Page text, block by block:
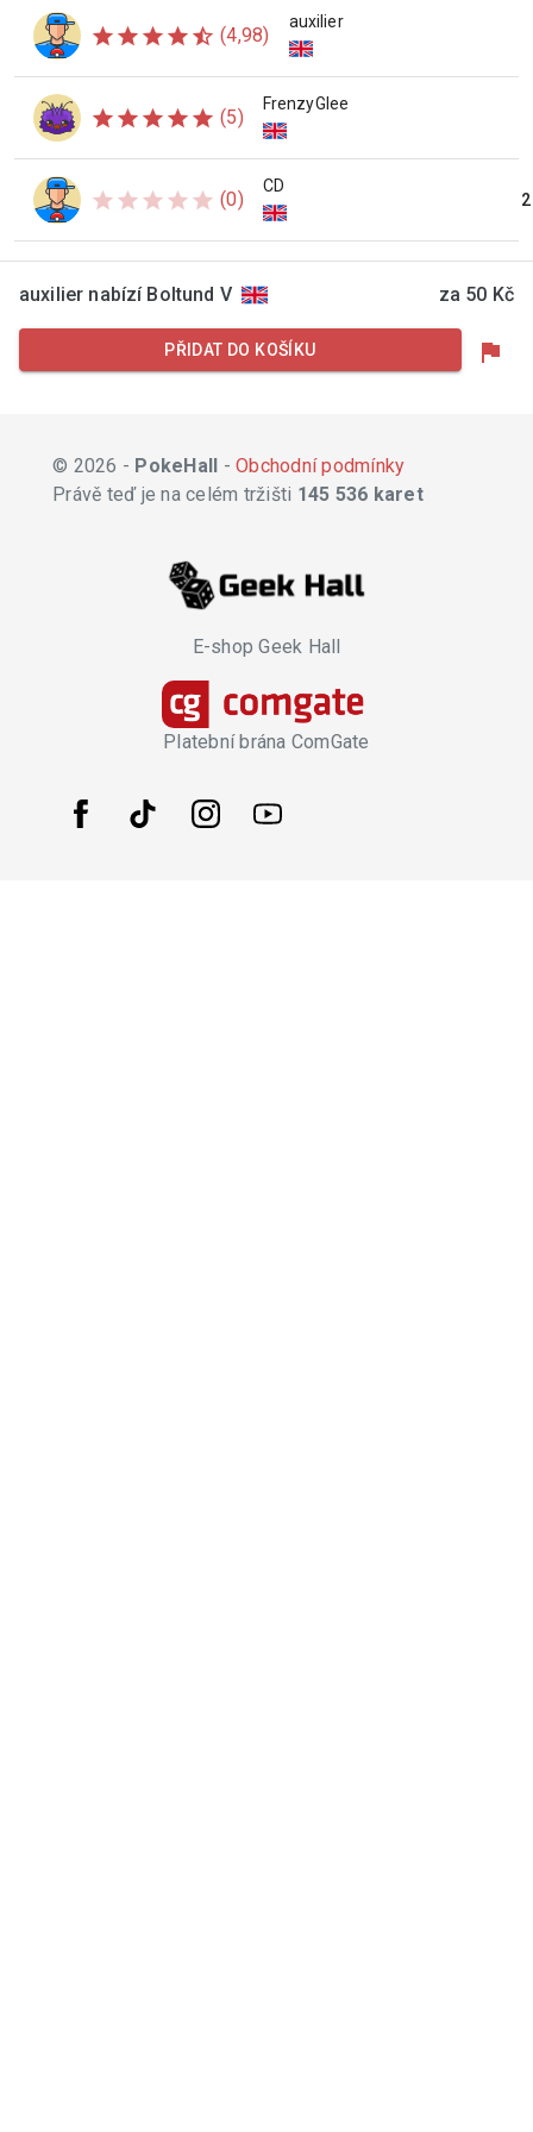
starstarstarstarstar_half (4,98)
auxilier
starstarstarstarstar (5)
FrenzyGlee
starstarstarstarstar (0)
CD
auxilier nabízí Boltund V za 50 Kč
PŘIDAT DO KOŠÍKU flag
© 2026 - PokeHall - Obchodní podmínky
Právě teď je na celém tržišti 145 536 karet
E-shop Geek Hall
Platební brána ComGate